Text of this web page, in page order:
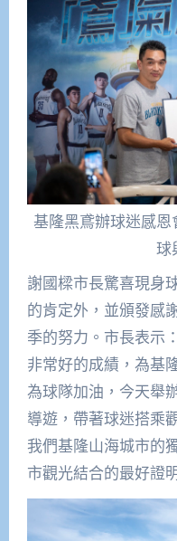
基隆黑鳶辦球迷感
球
謝國樑市長驚喜現身
的肯定外，並頒發感
季的努力。市長表示
非常好的成績，為基
為球隊加油，今天舉
導遊，帶著球迷搭乘
我們基隆山海城市的
市觀光結合的最好證明